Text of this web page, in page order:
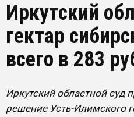
Иркутский
гектар
всего в 283
Иркутский областной суд
решение Усть-Илимского